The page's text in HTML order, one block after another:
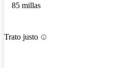
85 millas
Trato justo